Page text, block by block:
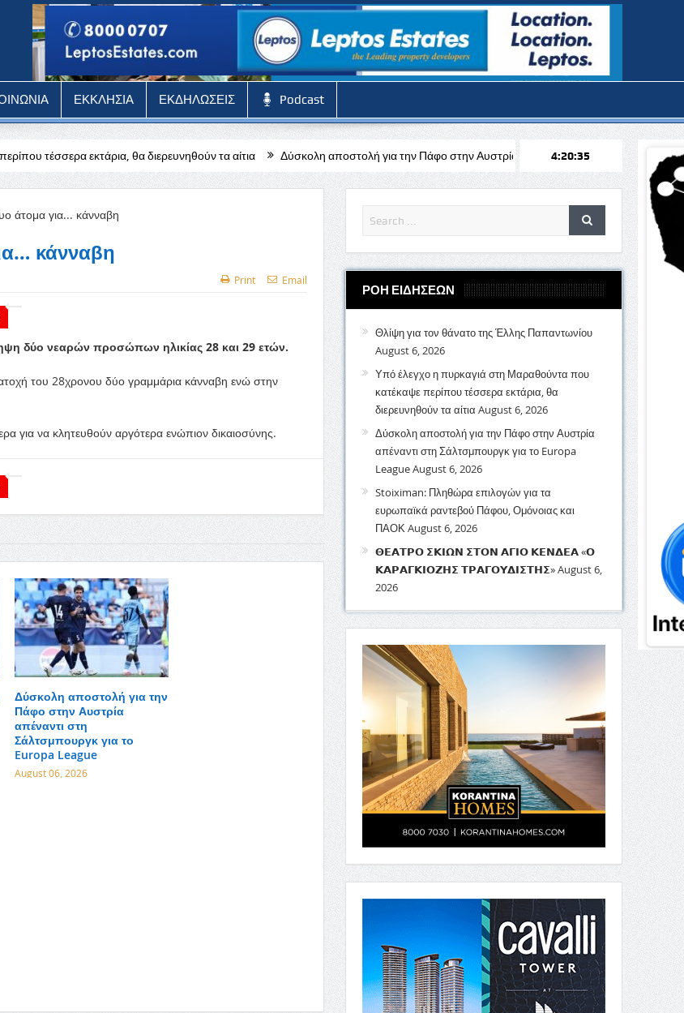
ΕΚΚΛΗΣΙΑ ΕΚΔΗΛΩΣΕΙΣ Podcast
θα διερευνηθούν τα αίτια Δύσκολη αποστολή για την Πάφο στην Αυστρία απέναντι στη Σάλτσμπουργκ για το Europa League
4:20:37
κάνναβη
Print Email
δύο νεαρών προσώπων ηλικίας 28 και 29 ετών.
του 28χρονου δύο γραμμάρια κάνναβη ενώ στην
να κλητευθούν αργότερα ενώπιον δικαιοσύνης.
Δύσκολη αποστολή για την
Πάφο στην Αυστρία
απέναντι στη
Σάλτσμπουργκ για το
Europa League
August 06, 2026
ΡΟΗ ΕΙΔΗΣΕΩΝ
Θλίψη για τον θάνατο της Έλλης Παπαντωνίου
August 6, 2026
Υπό έλεγχο η πυρκαγιά στη Μαραθούντα που
κατέκαψε περίπου τέσσερα εκτάρια, θα
διερευνηθούν τα αίτια August 6, 2026
Δύσκολη αποστολή για την Πάφο στην Αυστρία
απέναντι στη Σάλτσμπουργκ για το Europa
LeagueAugust 6, 2026
Stoiximan: Πληθώρα επιλογών για τα
ευρωπαϊκά ραντεβού Πάφου, Ομόνοιας και
ΠΑΟΚAugust 6, 2026
𝝝𝝚𝝖𝝩𝝦𝝤 𝝨𝝟𝝞𝝮𝝢 𝝨𝝩𝝤𝝢 𝝖𝝘𝝞𝝤 𝝟𝝚𝝢𝝙𝝚𝝖 «𝝤
𝝟𝝖𝝦𝝖𝝘𝝟𝝞𝝤𝝛𝝜𝝨 𝝩𝝦𝝖𝝘𝝤𝝪𝝙𝝞𝝨𝝩𝝜𝝨»August 6,
2026